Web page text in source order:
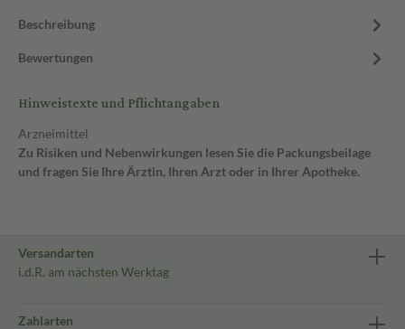
Beschreibung
Bewertungen
Hinweistexte und Pflichtangaben
Arzneimittel
Zu Risiken und Nebenwirkungen lesen Sie die Packungsbeilage
und fragen Sie Ihre Ärztin, Ihren Arzt oder in Ihrer Apotheke.
Versandarten
i.d.R. am nächsten Werktag
Zahlarten